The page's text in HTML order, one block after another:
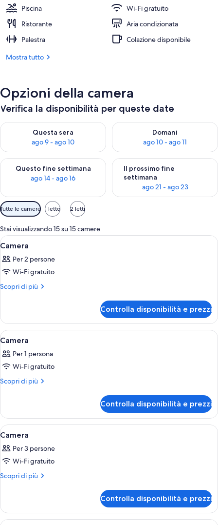
Piscina
Wi-Fi gratuito
Ristorante
Aria condizionata
Palestra
Colazione disponibile
Mostra tutto
Opzioni della camera
Verifica la disponibilità per queste date
Questa sera
ago 9 - ago 10
Verifica la disponibilità per questa sera, ago 9 - ago 10
Domani
ago 10 - ago 11
Verifica la disponibilità per
Questo fine settimana
ago 14 - ago 16
Verifica la disponibilità per questo fine settimana, ago 14 -
Il prossimo fine
settimana
ago 21 - ago 23
Verifica la disponibilità per il
Filtri
disponibili
per
le
camere
Tutte le camere 1 letto 2 letti
Stai visualizzando 15 su 15 camere
Apri
tutte
le
foto
per
Camera d'albergo con un letto
10
Camera
Per 2 persone
Wi-Fi gratuito
Scopri di più
Altri
Controlla disponibilità e prezzi
Apri
tutte
le
foto
per
Una camera d'albergo con un letto,
10
Camera
Per 1 persona
Wi-Fi gratuito
Scopri di più
Altri
Controlla disponibilità e prezzi
Apri
tutte
le
foto
per
Camera d'albergo con un letto
11
Camera
Per 3 persone
Wi-Fi gratuito
Scopri di più
Altri
Controlla disponibilità e prezzi
Una moderna camera d'hotel con